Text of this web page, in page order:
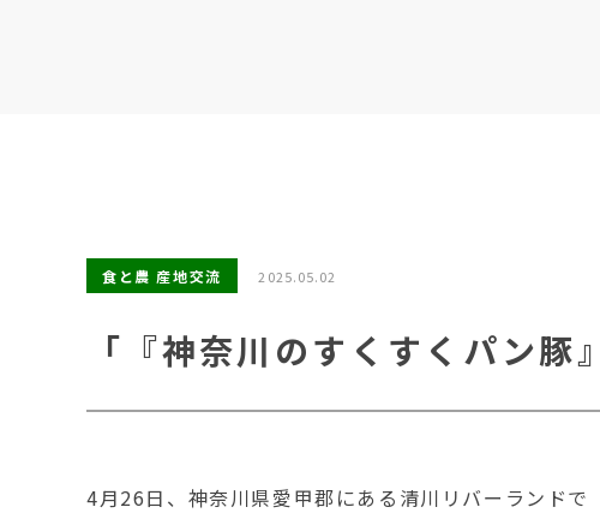
食と農 産地交流 2025.05.02
「『神奈川のすくすくパン
4月26日、神奈川県愛甲郡にある清川リバーランド